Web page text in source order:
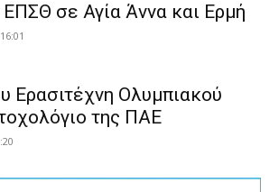
ΕΠΣΘ σε Αγία Άννα και Ερμή
Ερασιτέχνη Ολυμπιακού
της ΠΑΕ